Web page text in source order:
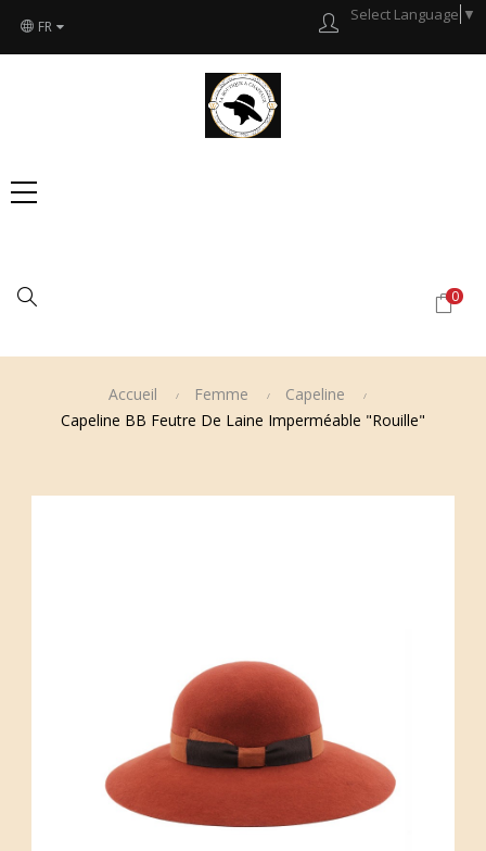
FR
Select Language ▼
0
Chercher
Accueil Femme
Capeline
Capeline BB Feutre De Laine Imperméable "Rouille"